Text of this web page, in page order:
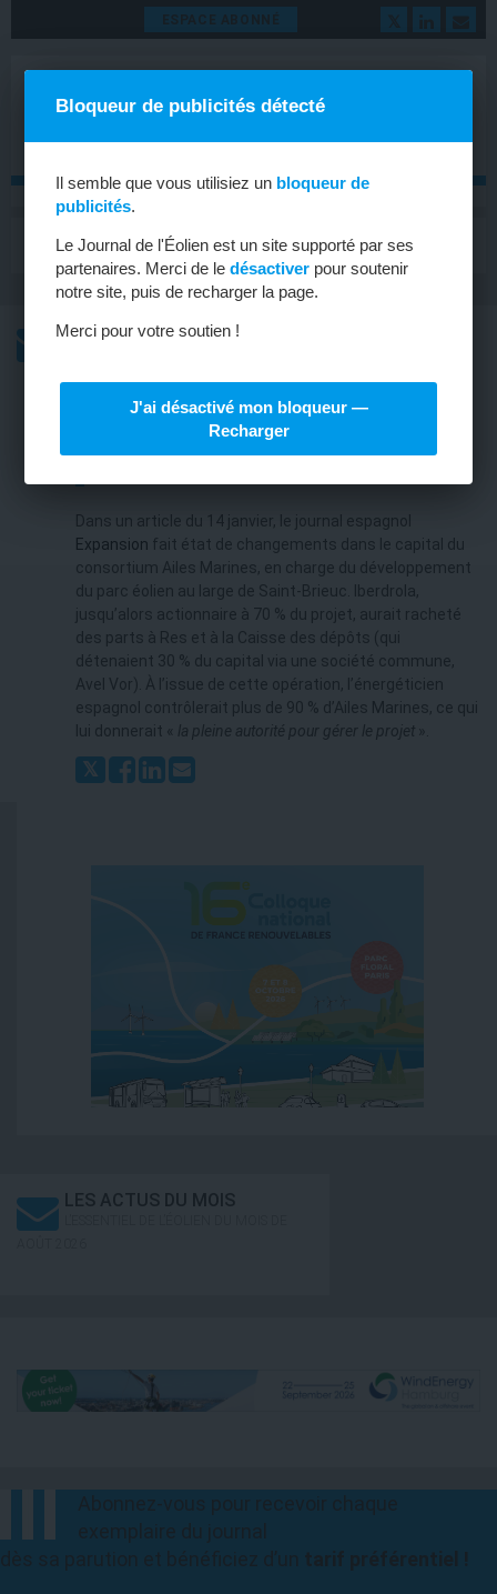
ESPACE ABONNÉ
MENU
L’ACTU
OFFSHORE
Vers un renforcement d’Iberdrola
Dans un article du 14 janvier, le journal espagnol
Expansion fait état de changements dans le capital du
consortium Ailes Marines, en charge du développement
du parc éolien au large de Saint-Brieuc. Iberdrola,
jusqu’alors actionnaire à 70 % du projet, aurait racheté
des parts à Res et à la Caisse des dépôts (qui
détenaient 30 % du capital via une société commune,
Avel Vor). À l’issue de cette opération, l’énergéticien
espagnol contrôlerait plus de 90 % d’Ailes Marines, ce qui
lui donnerait « la pleine autorité pour gérer le projet
LES ACTUS DU MOIS
Bloqueur de publicités détecté
Il semble que vous utilisiez un bloqueur de
publicités.
Le Journal de l'Éolien est un site supporté par ses
partenaires. Merci de ledésactiver pour soutenir
notre site, puis de recharger la page.
Merci pour votre soutien !
J'ai désactivé mon bloqueur —
Recharger